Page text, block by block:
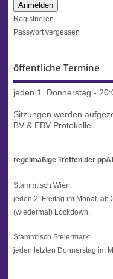
Anmelden
Registrieren
Passwort vergessen
öffentliche Termine
jeden 1. Donnerstag -
Sitzungen werden
BV & EBV Protokolle
regelmäßige Treffen der
Stammtisch Wien:
jeden 2. Freitag im Monat, ab
(wiedermal) Lockdown.
Stammtisch Steiermark:
jeden letzten Donnerstag im